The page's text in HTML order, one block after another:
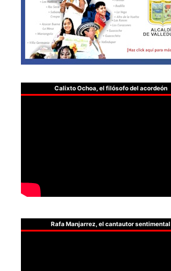
Calixto Ochoa, el filósofo del acordeón
Rafa Manjarrez, el cantautor sentimental